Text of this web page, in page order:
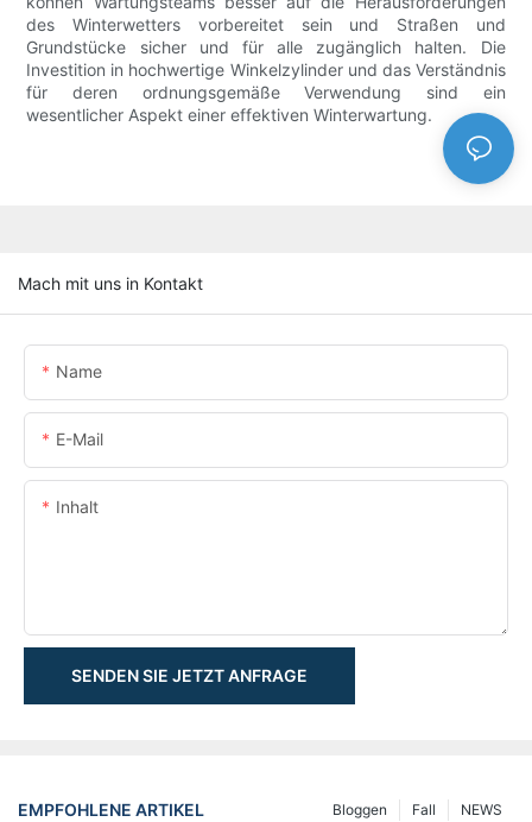
des Winterwetters vorbereitet sein und Straßen und
Grundstücke sicher und für alle zugänglich halten. Die
Investition in hochwertige Winkelzylinder und das Verständnis
für deren ordnungsgemäße Verwendung sind ein
wesentlicher Aspekt einer effektiven Winterwartung.
Mach mit uns in Kontakt
Name
E-Mail
Inhalt
SENDEN SIE JETZT ANFRAGE
EMPFOHLENE ARTIKEL NEWS
Fall
Bloggen